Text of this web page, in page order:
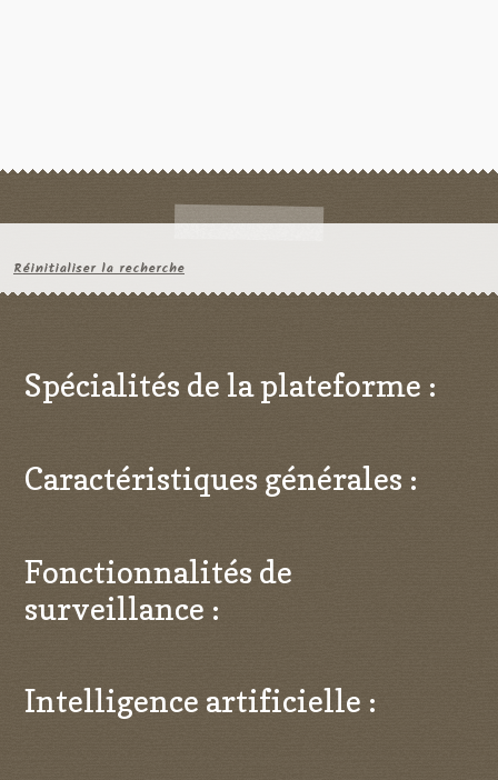
Réinitialiser la recherche
Spécialités de la plateforme :
Caractéristiques générales :
Fonctionnalités de
surveillance :
Intelligence artificielle :